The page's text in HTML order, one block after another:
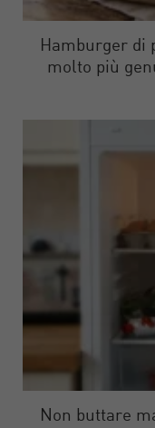
Hamburger di
molto più
Non buttare